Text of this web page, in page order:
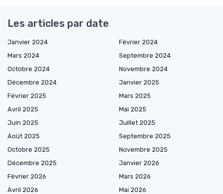
Les articles par date
Janvier 2024
Février 2024
Mars 2024
Septembre 2024
Octobre 2024
Novembre 2024
Décembre 2024
Janvier 2025
Février 2025
Mars 2025
Avril 2025
Mai 2025
Juin 2025
Juillet 2025
Août 2025
Septembre 2025
Octobre 2025
Novembre 2025
Décembre 2025
Janvier 2026
Février 2026
Mars 2026
Avril 2026
Mai 2026